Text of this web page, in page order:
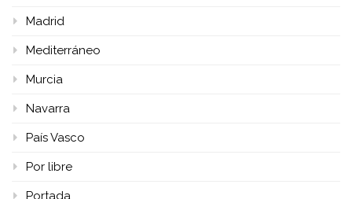
Madrid
Mediterráneo
Murcia
Navarra
País Vasco
Por libre
Portada